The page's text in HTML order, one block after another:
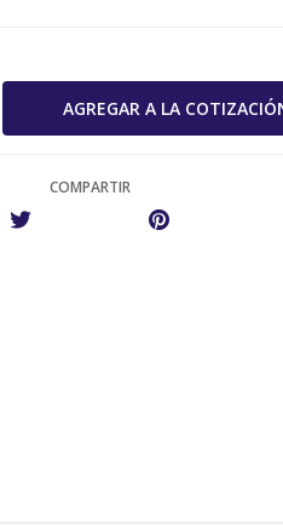
COMPARTIR